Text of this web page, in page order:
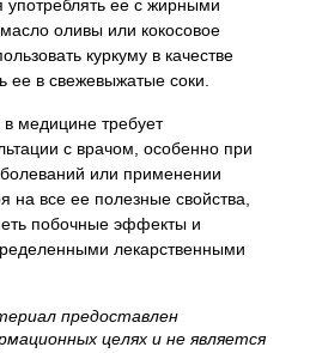
употреблять ее с жирными
оливы или кокосовое
куркуму в качестве
ее в свежевыжатые соки.
медицине требует
с врачом, особенно при
или применении
на все ее полезные свойства,
побочные эффекты и
лекарственными
предоставлен
целях и не является